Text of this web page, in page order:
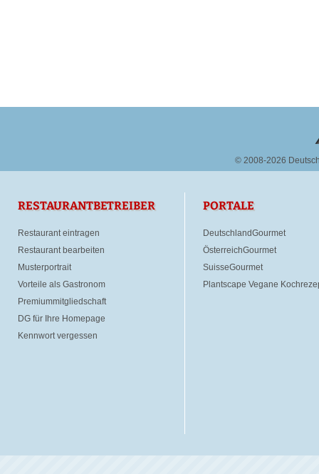
© 2008-2026
RESTAURANTBETREIBER
Restaurant eintragen
Restaurant bearbeiten
Musterportrait
Vorteile als Gastronom
Premiummitgliedschaft
DG für Ihre Homepage
Kennwort vergessen
PORTALE
DeutschlandGourmet
ÖsterreichGourmet
SuisseGourmet
Plantscape Vegane